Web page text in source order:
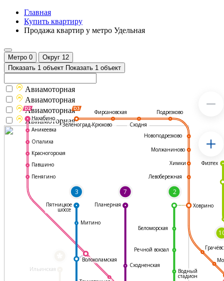
Главная
Купить квартиру
Продажа квартир у метро Удельная
Метро 0 Округ 12
Показать 1 объект Показать 1 объект
Ильинская
3 7 2
Фирсановская
Сходня
Подрезково
Новоподрезково
Молжаниново
Химки
Левобережная
Ховрино
Водный
стадион
Сходненская
Волоколамская
Митино
Нахабино
Аникеевка
Опалиха
Красногорская
Павшино
Пенягино
Пятницкое
шоссе
Планерная
Физтех
Речной вокзал
Беломорская
Зеленоград-Крюково
Авиамоторная
Авиамоторная
Авиамоторная
Авиамоторная